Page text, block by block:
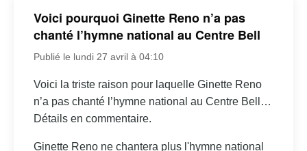
Voici pourquoi Ginette Reno n’a pas
chanté l’hymne national au Centre Bell
Publié le lundi 27 avril à 04:10
Voici la triste raison pour laquelle Ginette Reno
n’a pas chanté l’hymne national au Centre Bell…
Détails en commentaire.
Ginette Reno ne chantera plus l'hymne national